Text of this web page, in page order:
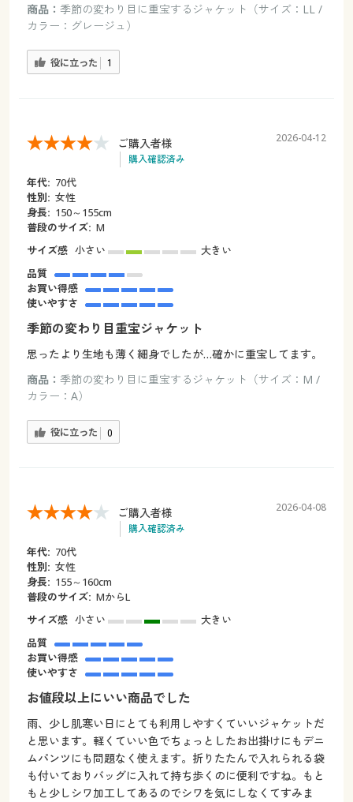
商品： 季節の変わり目に重宝するジャケット（サイズ：LL /
カラー：グレージュ）
役に立った 1
ご購入者様
購入確認済み
2026-04-12
年代: 70代
性別: 女性
身長: 150～155cm
普段のサイズ: M
サイズ感 小さい
大きい
品質
お買い得感
使いやすさ
季節の変わり目重宝ジャケット
思ったより生地も薄く細身でしたが…確かに重宝してます。
商品： 季節の変わり目に重宝するジャケット（サイズ：M /
カラー：A）
役に立った 0
ご購入者様
購入確認済み
2026-04-08
年代: 70代
性別: 女性
身長: 155～160cm
普段のサイズ: MからL
サイズ感 小さい
大きい
品質
お買い得感
使いやすさ
お値段以上にいい商品でした
雨、少し肌寒い日にとても利用しやすくていいジャケットだ
と思います。軽くていい色でちょっとしたお出掛けにもデニ
ムパンツにも問題なく使えます。折りたたんで入れられる袋
も付いておりバッグに入れて持ち歩くのに便利ですね。もと
もと少しシワ加工してあるのでシワを気にしなくてすみま